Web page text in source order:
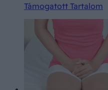
Támogatott Tartalom